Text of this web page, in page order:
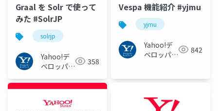
Graal を Solr で使って
みた #SolrJP
solrjp
Yahoo!デ
ベロッパー
ク
358
Vespa 機能紹介 #yjmu
yjmu
Yahoo!デ
ベロッパー
842